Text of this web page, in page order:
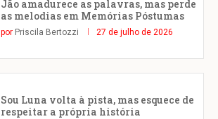
Jão amadurece as palavras, mas perde
as melodias em Memórias Póstumas
por Priscila Bertozzi 27 de julho de 2026
Sou Luna volta à pista, mas esquece de
respeitar a própria história